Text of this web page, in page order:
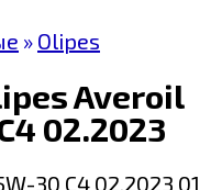
» Olipes
Averoil
02.2023